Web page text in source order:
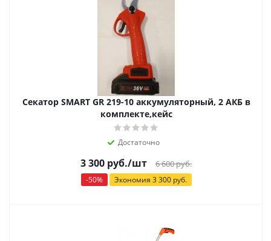
Секатор SMART GR 219-10 аккумуляторный, 2 АКБ в
комплекте,кейс
Достаточно
3 300 руб./шт 6 600руб.
-50% Экономия 3 300руб.